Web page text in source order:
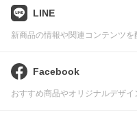
LINE
新商品の情報や関連コンテンツを
Facebook
おすすめ商品やオリジナルデザ